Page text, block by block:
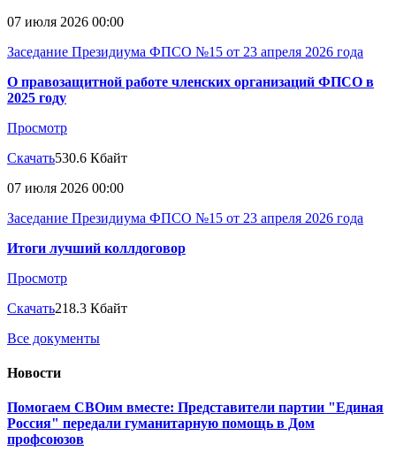
07 июля 2026 00:00
Заседание Президиума ФПСО №15 от 23 апреля 2026 года
О правозащитной работе членских организаций ФПСО в
2025 году
Просмотр
Скачать530.6 Кбайт
07 июля 2026 00:00
Заседание Президиума ФПСО №15 от 23 апреля 2026 года
Итоги лучший коллдоговор
Просмотр
Скачать218.3 Кбайт
Все документы
Новости
Помогаем СВОим вместе: Представители партии "Единая
Россия" передали гуманитарную помощь в Дом
профсоюзов